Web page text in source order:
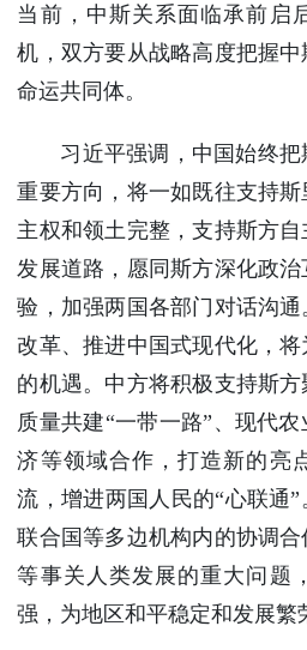
当前，中斯关系面临承前启
机，双方要从战略高度把握
命运共同体。
习近平强调，中国始终
重要方向，将一如既往支持斯
主权和领土完整，支持斯方
发展道路，愿同斯方深化政
验，加强两国各部门对话沟
改革、推进中国式现代化，
的机遇。中方将积极支持斯
质量共建“一带一路”、现代
济等领域合作，打造新的亮
流，增进两国人民的“心联通
联合国等多边机构内的协调
等事关人类发展的重大问题
强，为地区和平稳定和发展繁